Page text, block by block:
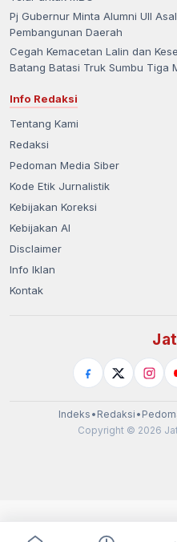
Pj Gubernur Minta Alumni UII
Pembangunan Daerah
Cegah Kemacetan Lalin dan
Batang Batasi Truk Sumbu Tiga
Info Redaksi
Tentang Kami
Redaksi
Pedoman Media Siber
Kode Etik Jurnalistik
Kebijakan Koreksi
Kebijakan AI
Disclaimer
Info Iklan
Kontak
Indeks • Redaksi •
Copyright © 2026